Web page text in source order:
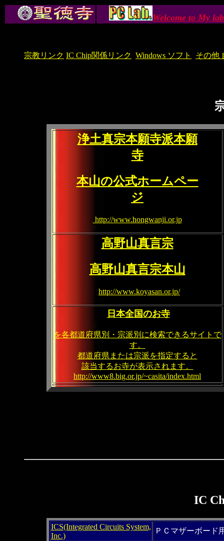
Welcome to My
宗教リンク IC Chip関係リンク Windows ソフト その他
浄土真宗本願寺派本願
寺
本山の公式ホームペー
ジ
http://www.hongwanji.or.jp
高野山真言宗
高野山真言宗本山
http://www.koyasan.or.jp/
日本全国のお寺
を各都道府県別・宗派別に検索できるサイトで
す。
都道府県または宗派を指定すると
該当するお寺が表示されます。
http://www8.big.or.jp/~casita/index.html
IC
ICS(Integrated Circuits System,
Inc.)
ＰＣマザーボード